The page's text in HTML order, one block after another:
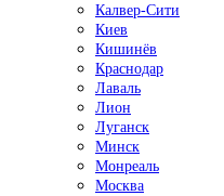
Калвер-Сити
Киев
Кишинёв
Краснодар
Лаваль
Лион
Луганск
Минск
Монреаль
Москва